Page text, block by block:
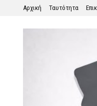
Αρχική Ταυτότητα